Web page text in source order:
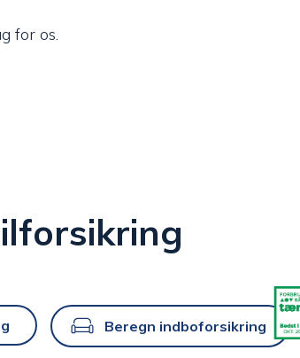
for os.
Beregn indboforsikring